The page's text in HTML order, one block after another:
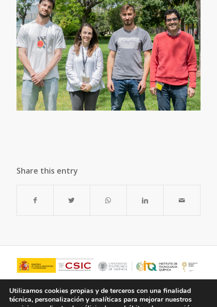
Share this entry
Utilizamos cookies propias y de terceros con una finalidad
técnica, personalización y analíticas para mejorar nuestros